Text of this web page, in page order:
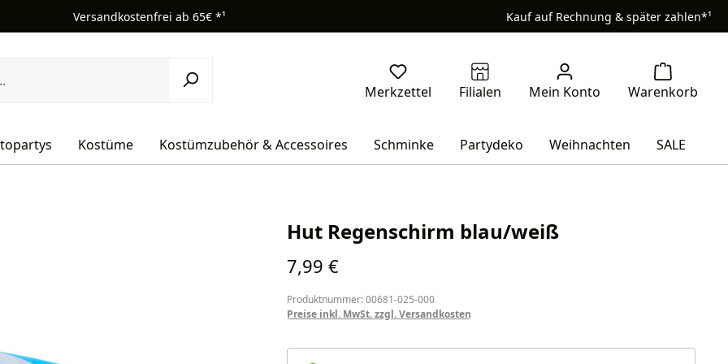
Versandkostenfrei ab 65€ *¹ Kauf auf Rechnung & später zahlen*¹
Kostüme Kostümzubehör & Accessoires Schminke Partydeko Weihnachten SALE
Hut Regenschirm blau/weiß
Regulärer Preis:
7,99 €
Produktnummer: 00681-025-000
Preise inkl. MwSt. zzgl. Versandkosten